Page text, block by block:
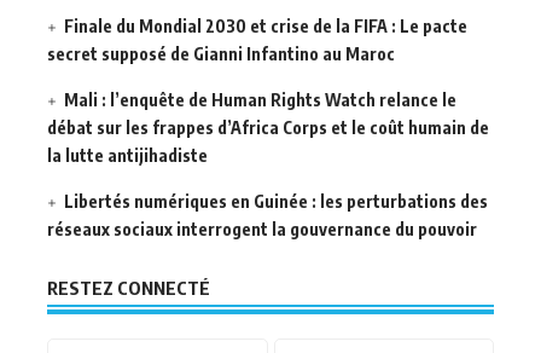
Finale du Mondial 2030 et crise de la FIFA : Le pacte
secret supposé de Gianni Infantino au Maroc
Mali : l’enquête de Human Rights Watch relance le
débat sur les frappes d’Africa Corps et le coût humain de
la lutte antijihadiste
Libertés numériques en Guinée : les perturbations des
réseaux sociaux interrogent la gouvernance du pouvoir
RESTEZ CONNECTÉ